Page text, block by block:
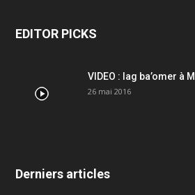
EDITOR PICKS
VIDEO : lag ba’omer à
26 mai 2016
Derniers articles